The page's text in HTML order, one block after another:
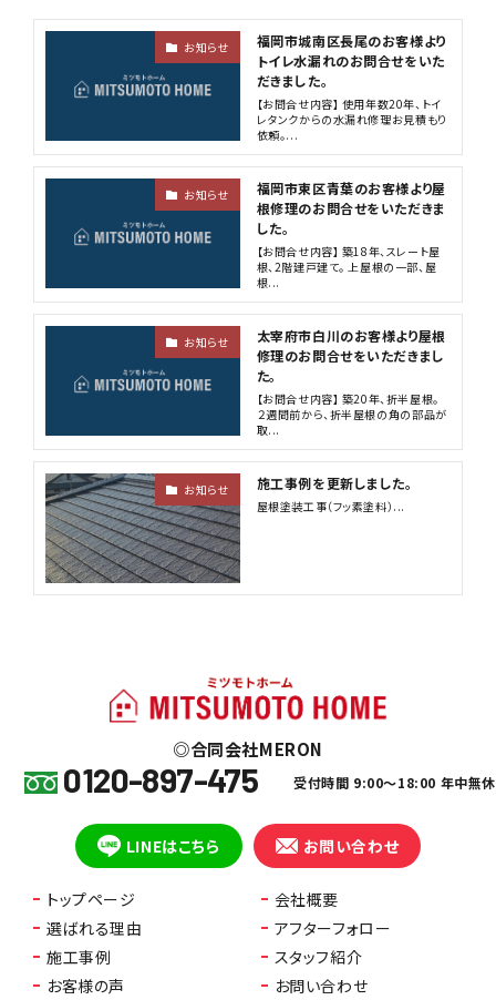
お知らせ
福岡市城南区長尾のお客様より
トイレ水漏れのお問合せをいた
だきました。
【お問合せ内容】 使用年数20年、トイ
レタンクからの水漏れ修理お見積もり
依頼。...
お知らせ
福岡市東区青葉のお客様より屋
根修理のお問合せをいただきま
した。
【お問合せ内容】 築18年、スレート屋
根、2階建戸建て。 上屋根の一部、屋
根...
お知らせ
太宰府市白川のお客様より屋根
修理のお問合せをいただきまし
た。
【お問合せ内容】 築20年、折半屋根。
２週間前から、折半屋根の角の部品が
取...
お知らせ 施工事例を更新しました。
屋根塗装工事（フッ素塗料）...
合同会社MERON
0120-897-475 受付時間 9:00～18:00 年中無休
LINEはこちら お問い合わせ
トップページ
会社概要
選ばれる理由
アフターフォロー
施工事例
スタッフ紹介
お客様の声
お問い合わせ